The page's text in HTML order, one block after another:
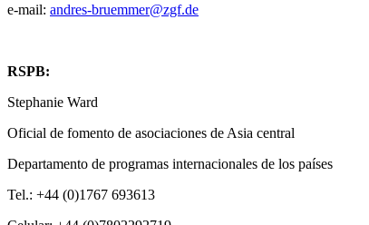
e-mail: andres-bruemmer@zgf.de
RSPB:
Stephanie Ward
Oficial de fomento de asociaciones de Asia central
Departamento de programas internacionales de los países
Tel.: +44 (0)1767 693613